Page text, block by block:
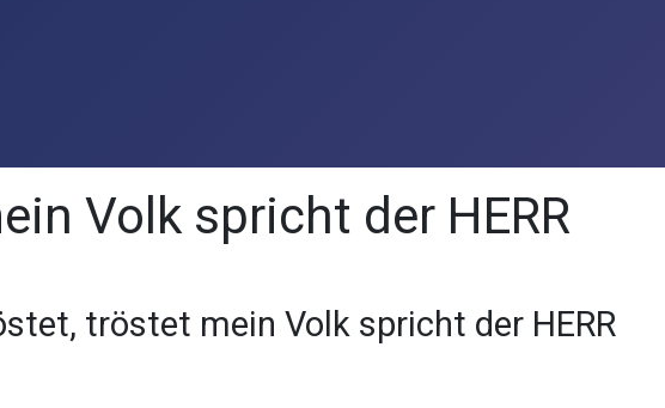
Volk spricht der HERR
tröstet mein Volk spricht der HERR